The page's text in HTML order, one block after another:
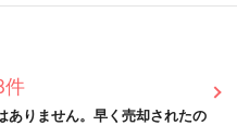
件
ありません。早く売却されたの